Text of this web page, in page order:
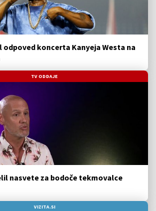
koncerta Kanyeja Westa na
TV ODDAJE
nasvete za bodoče tekmovalce
VIZITA.SI